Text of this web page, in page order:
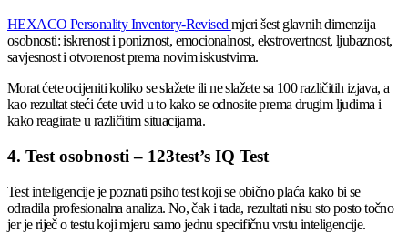
HEXACO Personality Inventory-Revised mjeri šest glavnih dimenzija
osobnosti: iskrenost i poniznost, emocionalnost, ekstrovertnost, ljubaznost,
savjesnost i otvorenost prema novim iskustvima.
Morat ćete ocijeniti koliko se slažete ili ne slažete sa 100 različitih izjava, a
kao rezultat steći ćete uvid u to kako se odnosite prema drugim ljudima i
kako reagirate u različitim situacijama.
4. Test osobnosti – 123test’s IQ Test
Test inteligencije je poznati psiho test koji se obično plaća kako bi se
odradila profesionalna analiza. No, čak i tada, rezultati nisu sto posto točno
jer je riječ o testu koji mjeru samo jednu specifičnu vrstu inteligencije.